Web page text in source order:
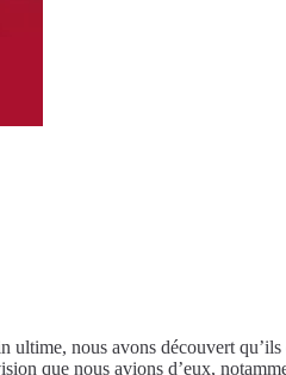
ultime, nous avons découvert
que nous avions d’eux,